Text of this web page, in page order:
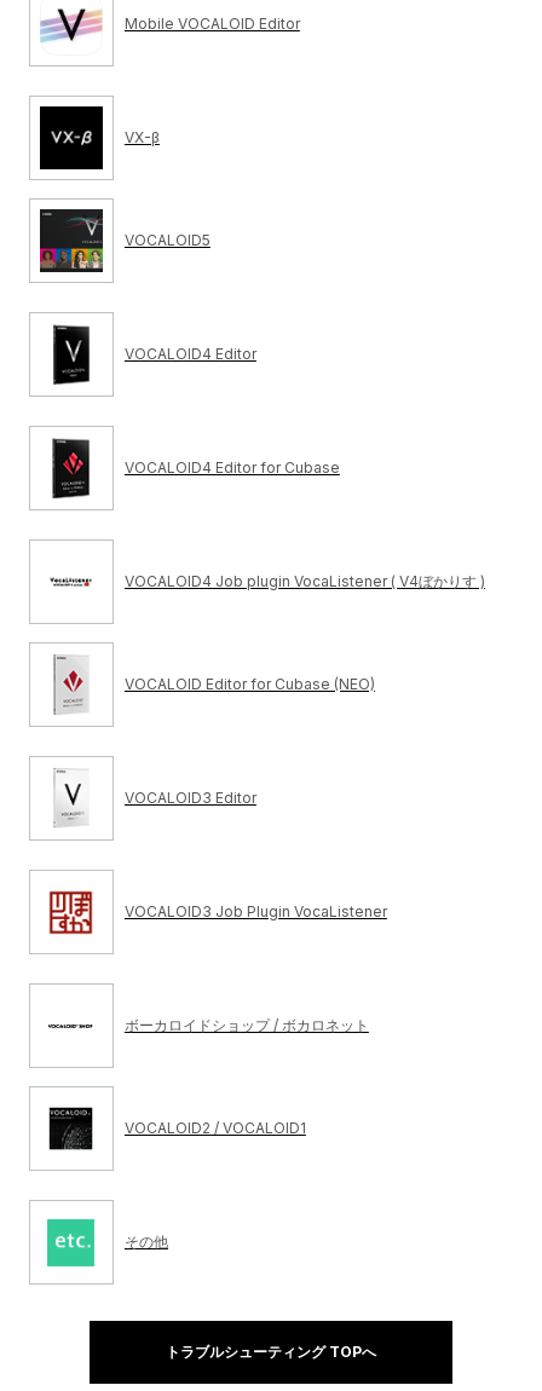
Mobile VOCALOID Editor
VX-β
VOCALOID5
VOCALOID4 Editor
VOCALOID4 Editor for Cubase
VOCALOID4 Job plugin VocaListener ( V4ぼかりす )
VOCALOID Editor for Cubase (NEO)
VOCALOID3 Editor
VOCALOID3 Job Plugin VocaListener
ボーカロイドショップ / ボカロネット
VOCALOID2 / VOCALOID1
その他
トラブルシューティング TOPへ